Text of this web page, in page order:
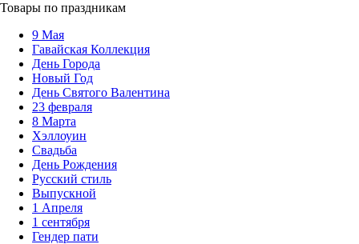
Товары по праздникам
9 Мая
Гавайская Коллекция
День Города
Новый Год
День Святого Валентина
23 февраля
8 Марта
Хэллоуин
Свадьба
День Рождения
Русский стиль
Выпускной
1 Апреля
1 сентября
Гендер пати